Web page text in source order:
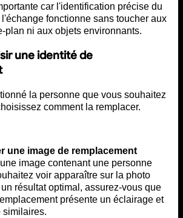
car l'identification précise du
fonctionne sans toucher aux
plan ni aux objets environnants.
une identité de
la personne que vous souhaitez
comment la remplacer.
une image de remplacement
image contenant une personne
voir apparaître sur la photo
résultat optimal, assurez-vous que
présente un éclairage et
similaires.